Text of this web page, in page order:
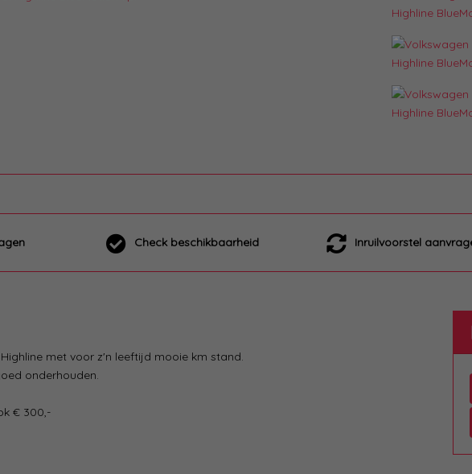
Check beschikbaarheid Inruilvoorstel
met voor z'n leeftijd mooie km stand.
onderhouden.
€ 300,-